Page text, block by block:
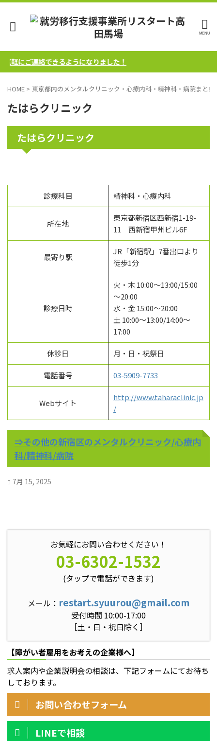
軽にご連絡できるようになりました！
HOME > 東京都内のメンタルクリニック・心療内科・精神科・病院まとめ
たはらクリニック
たはらクリニック
診療科目 精神科・心療内科
所在地
東京都新宿区西新宿1-19-
11 西新宿甲州ビル6F
最寄り駅
JR「新宿駅」7番出口より
徒歩1分
診療日時
火・木 10:00～13:00/15:00
～20:00
水・金 15:00～20:00
土 10:00～13:00/14:00～
17:00
休診日 月・日・祝祭日
電話番号 03-5909-7733
Webサイト
http://www.taharaclinic.jp
/
⇒その他の新宿区のメンタルクリニック/心療内
科/精神科/病院
7月 15, 2025
お気軽にお問い合わせください！
03-6302-1532
(タップで電話ができます)
メール： restart.syuurou@gmail.com
受付時間 10:00-17:00
［土・日・祝日除く］
【障がい者雇用をお考えの企業様へ】
求人案内や企業説明会の相談は、下記フォームにてお待ち
しております。
お問い合わせフォーム
LINEで相談